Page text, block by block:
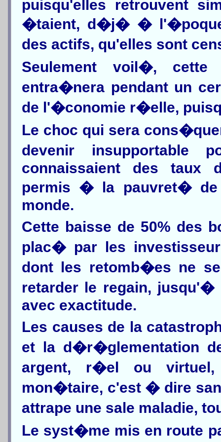
puisqu'elles retrouvent
�taient, d�j� �
des actifs, qu'elles sont
Seulement voil�,
entra�nera pendant un
de l'�conomie r�elle,
Le choc qui sera
devenir insupportable
connaissaient des taux
permis � la pauvret� de
monde.
Cette baisse de 50% des
plac� par les
dont les retomb�es ne
retarder le regain, jusqu'�
avec exactitude.
Les causes de la
et la d�r�glementation
argent, r�el ou
mon�taire, c'est � dire
attrape une sale maladie,
Le syst�me mis en route